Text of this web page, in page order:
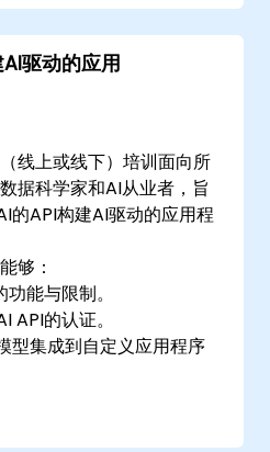
驱动的应用
线上或线下）培训面向所
据科学家和AI从业者，旨
的API构建AI驱动的应用程
够：
能与限制。
API的认证。
型集成到自定义应用程序